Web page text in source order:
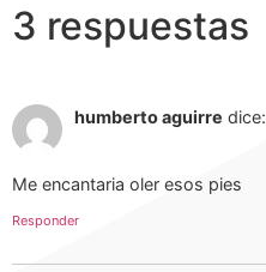
3 respuestas
humberto aguirre dice:
Me encantaria oler esos pies
Responder